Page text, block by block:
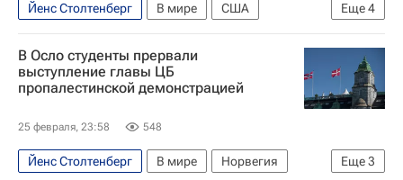
Еще4
Йенс Столтенберг В мире
США
Израиль
Иран Дональд Трамп НАТО
В Осло студенты прервали
выступление главы ЦБ
пропалестинской демонстрацией
25 февраля, 23:58 548
Еще3
Йенс Столтенберг В мире
Норвегия